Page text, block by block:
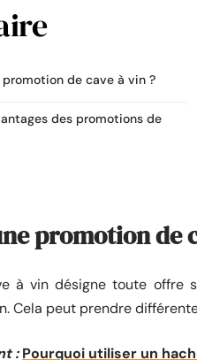
promotion de cave à vin ?
des promotions de
promotion de
à vin désigne toute offre
Cela peut prendre
: Pourquoi utiliser un